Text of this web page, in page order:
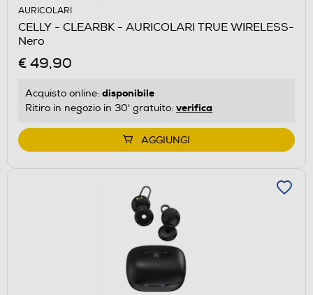
AURICOLARI
CELLY - CLEARBK - AURICOLARI TRUE WIRELESS-
Nero
€ 49,90
Acquisto online: disponibile
Ritiro in negozio in 30' gratuito: verifica
AGGIUNGI